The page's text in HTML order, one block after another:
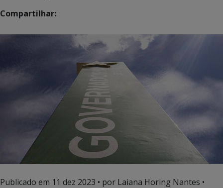
Compartilhar:
Publicado em 11 dez 2023 • por Laiana Horing Nantes •